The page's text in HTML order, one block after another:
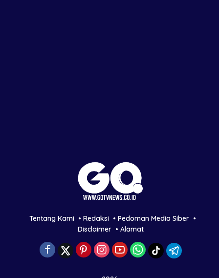
Tentang Kami Redaksi
Pedoman Media Siber
Disclaimer
Alamat